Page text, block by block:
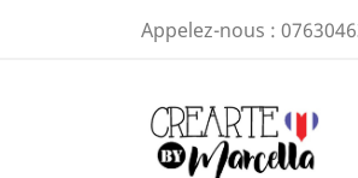
Appelez-nous :